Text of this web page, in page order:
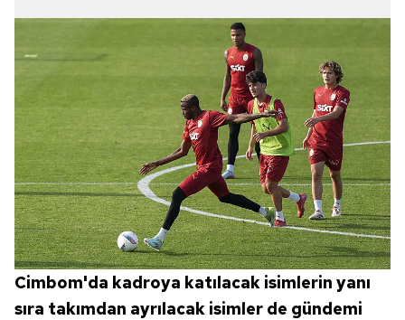
Cimbom'da kadroya katılacak isimlerin yanı
sıra takımdan ayrılacak isimler de gündemi